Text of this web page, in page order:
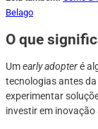
Belago
O que
Umearly adopteré
tecnologias antes
experimentar
investir em